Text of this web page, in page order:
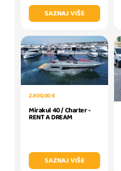
SAZNAJ VIŠE
2.900,00 €
Mirakul 40 / Charter -
RENT A DREAM
SAZNAJ VIŠE